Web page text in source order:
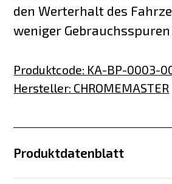
den Werterhalt des
weniger
Produktcode: KA-BP-0003-
Hersteller: CHROMEMASTER
Produktdatenblatt